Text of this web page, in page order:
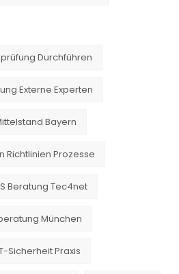
Durchführen
Externe Experten
Bayern
Richtlinien Prozesse
Beratung Tec4net
München
Sicherheit Praxis